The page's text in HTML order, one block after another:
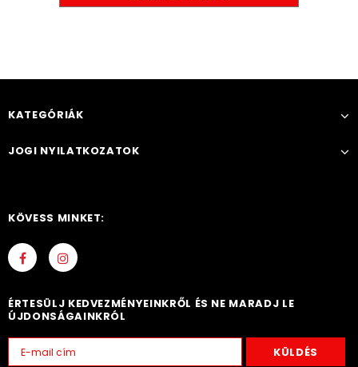
KATEGÓRIÁK
JOGI NYILATKOZATOK
KÖVESS MINKET:
ÉRTESÜLJ KEDVEZMÉNYEINKRŐL ÉS NE MARADJ LE
ÚJDONSÁGAINKRÓL